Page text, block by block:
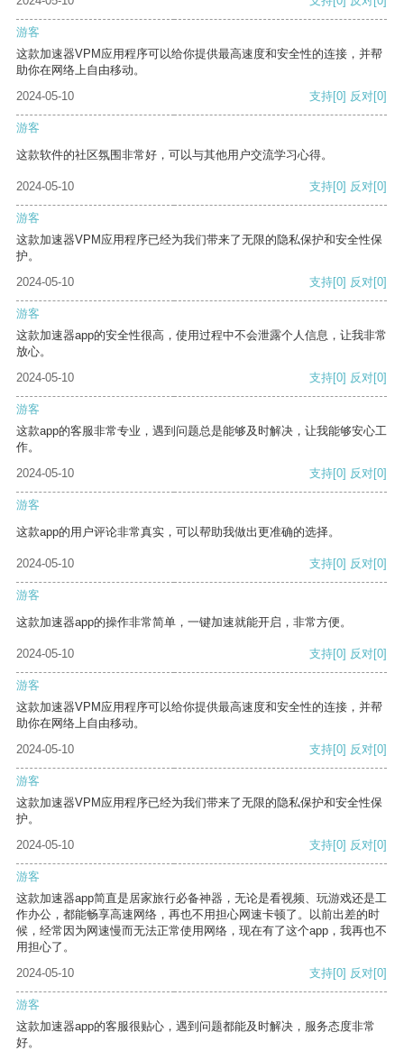
游客
这款加速器VPM应用程序可以给你提供最高速度和安全性的连接，并帮
助你在网络上自由移动。
2024-05-10
支持[0] 反对[0]
游客
这款软件的社区氛围非常好，可以与其他用户交流学习心得。
2024-05-10 支持[0] 反对[0]
游客
这款加速器VPM应用程序已经为我们带来了无限的隐私保护和安全性保
护。
2024-05-10
支持[0] 反对[0]
游客
这款加速器app的安全性很高，使用过程中不会泄露个人信息，让我非常
放心。
2024-05-10
支持[0] 反对[0]
游客
这款app的客服非常专业，遇到问题总是能够及时解决，让我能够安心工
作。
2024-05-10
支持[0] 反对[0]
游客
这款app的用户评论非常真实，可以帮助我做出更准确的选择。
2024-05-10 支持[0] 反对[0]
游客
这款加速器app的操作非常简单，一键加速就能开启，非常方便。
2024-05-10 支持[0] 反对[0]
游客
这款加速器VPM应用程序可以给你提供最高速度和安全性的连接，并帮
助你在网络上自由移动。
2024-05-10
支持[0] 反对[0]
游客
这款加速器VPM应用程序已经为我们带来了无限的隐私保护和安全性保
护。
2024-05-10
支持[0] 反对[0]
游客
这款加速器app简直是居家旅行必备神器，无论是看视频、玩游戏还是工
作办公，都能畅享高速网络，再也不用担心网速卡顿了。以前出差的时
候，经常因为网速慢而无法正常使用网络，现在有了这个app，我再也不
用担心了。
2024-05-10
支持[0] 反对[0]
游客
这款加速器app的客服很贴心，遇到问题都能及时解决，服务态度非常
好。